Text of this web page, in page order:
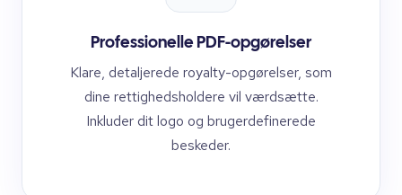
Professionelle PDF-opgørelser
Klare, detaljerede royalty-opgørelser, som
dine rettighedsholdere vil værdsætte.
Inkluder dit logo og brugerdefinerede
beskeder.